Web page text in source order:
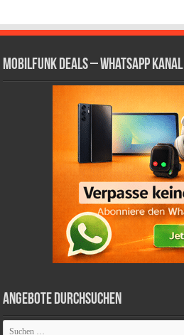
Mobilfunk Deals – WhatsApp Kanal
Angebote durchsuchen